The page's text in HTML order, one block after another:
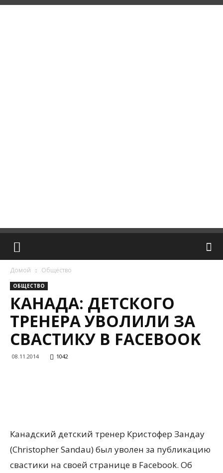
Домой Общество
ОБЩЕСТВО
КАНАДА: ДЕТСКОГО
ТРЕНЕРА УВОЛИЛИ ЗА
СВАСТИКУ В FACEBOOK
08.11.2014 1042
Канадский детский тренер Кристофер Зандау
(Christopher Sandau) был уволен за публикацию
свастики на своей странице в Facebook. Об